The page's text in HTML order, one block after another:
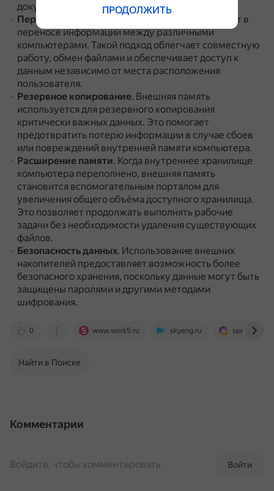
документов и мультимедиа.
Перенос данных
Внешние устройства помогают в
переносе информации между различными
компьютерами. Такой подход облегчает совместную
работу, обмен файлами и обеспечивает доступ к
данным независимо от места расположения
пользователя.
Резервное копирование. Внешняя память
используется для резервного копирования
критически важных данных. Это помогает
предотвратить потерю информации в случае сбоев
или повреждений внутренней памяти компьютера.
Расширение памяти. Когда внутреннее хранилище
компьютера переполнено, внешняя память
становится вспомогательным порталом для
увеличения общего объёма доступного хранилища.
Это позволяет продолжать выполнять рабочие
задачи без необходимости удаления существующих
файлов.
Безопасность данных. Использование внешних
накопителей предоставляет возможность более
безопасного хранения, поскольку данные могут быть
защищены паролями и другими методами
шифрования.
0 www.work5.ru skyeng.ru
Найти в Поиске
Комментарии
Войти
Войдите, чтобы комментировать
ПРОДОЛЖИТЬ